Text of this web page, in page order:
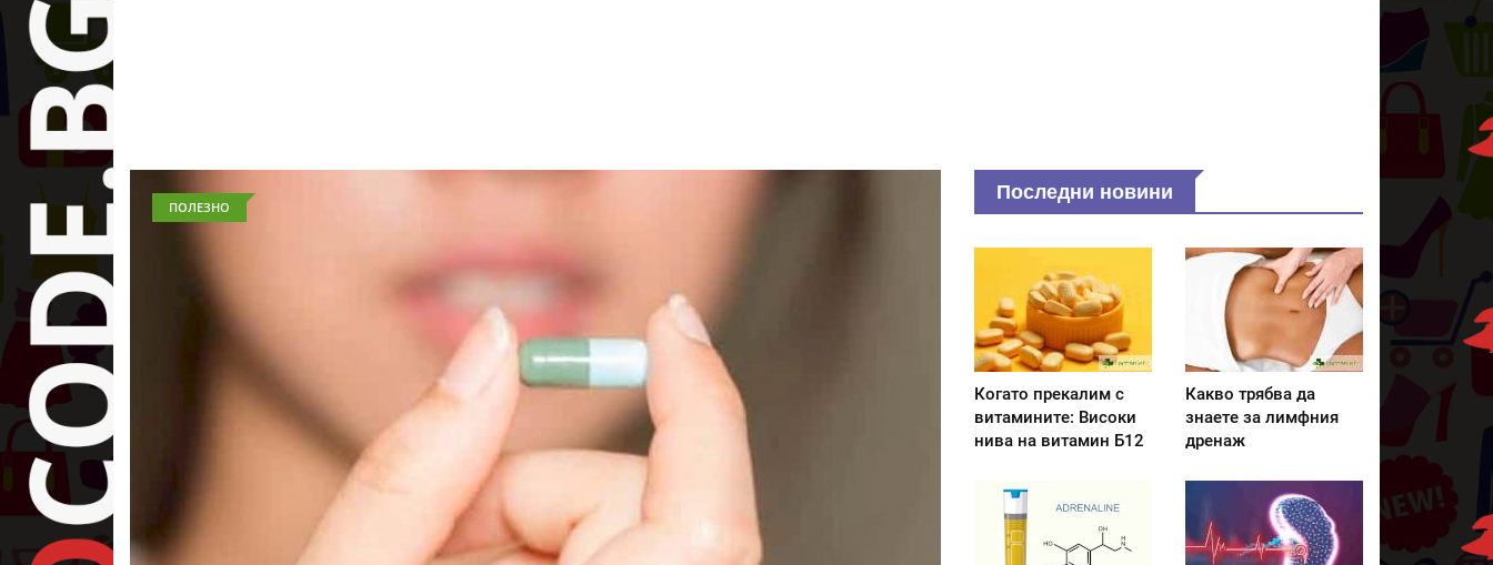
ПОЛЕЗНО
Последни новини
Когато прекалим с
витамините: Високи
нива на витамин Б12
Какво трябва да
знаете за лимфния
дренаж